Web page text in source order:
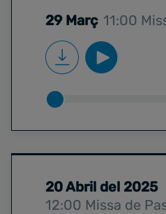
29 Març 11:00
20 Abril del 2025
12:00 Missa de